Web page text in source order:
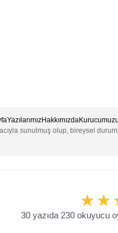
YazılarımızHakkımızda
sunulmuş olup, bireysel
30 yazıda 230 okuyucu